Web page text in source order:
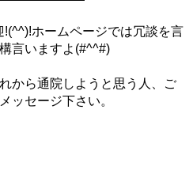
ホームページでは冗談を言
言いますよ(#^^#)
から通院しようと思う人、ご
ッセージ下さい。